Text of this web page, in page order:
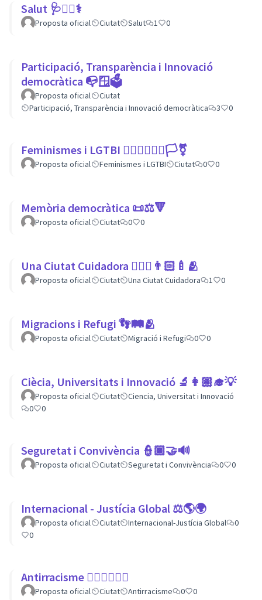
Salut 🩺👩‍⚕️⚕
Proposta oficial Ciutat Salut 1 0
Participació, Transparència i Innovació
democràtica 📭🪟🗳
Proposta oficial
Ciutat
Participació, Transparència i Innovació democràtica
3 0
Feminismes i LGTBI 💁🏽‍♀👩‍❤️‍👩🏳️‍⚧️
Proposta oficial Feminismes i LGTBI Ciutat 0 0
Memòria democràtica 📜⚖️🔻
Proposta oficial Ciutat 0 0
Una Ciutat Cuidadora 💆🏾‍♀️👨🏻‍🍼🫂
Proposta oficial Ciutat Una Ciutat Cuidadora 1 0
Migracions i Refugi 👣🛤🫂
Proposta oficial Ciutat Migració i Refugi 0 0
Ciècia, Universitats i Innovació 🔬👩🏽‍🎓💡
Proposta oficial Ciutat
Ciencia, Universitat i Innovació
0
0
Seguretat i Convivència 👮🏿🤝🔊
Proposta oficial Ciutat Seguretat i Convivència 0 0
Internacional - Justícia Global ⚖️🌎🌍
Proposta oficial Ciutat Internacional-Justícia Global
0
0
Antirracisme ✊🏾✊🏼✊🏿
Proposta oficial Ciutat Antirracisme 0 0